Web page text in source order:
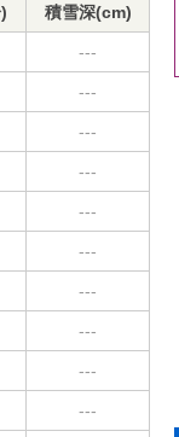
積雪深(cm)
---
---
---
---
---
---
---
---
---
---